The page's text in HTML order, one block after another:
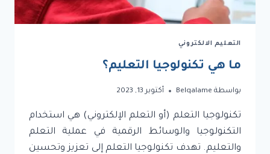
التعليم الالكتروني
ما هي تكنولوجيا التعليم؟
بواسطة Belqalame أكتوبر 13, 2023
تكنولوجيا التعلم (أو التعلم الإلكتروني) هي استخدام
التكنولوجيا والوسائط الرقمية في عملية التعلم
والتعليم. تهدف تكنولوجيا التعلم إلى تعزيز وتحسين